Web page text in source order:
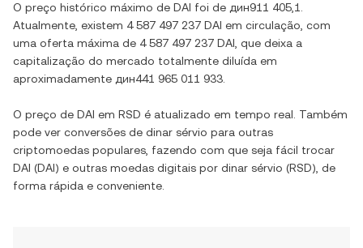
O preço histórico máximo de DAI foi de дин911 405,1
Atualmente, existem 4 587 497 237 DAI em circulação, com
uma oferta máxima de 4 587 497 237 DAI , que deixa a
capitalização do mercado totalmente diluída em
aproximadamente дин441 965 011 933
O preço de DAI em RSD é atualizado em tempo real. Também
pode ver conversões de dinar sérvio para outras
criptomoedas populares, fazendo com que seja fácil trocar
DAI (DAI) e outras moedas digitais por dinar sérvio (RSD), de
forma rápida e conveniente.